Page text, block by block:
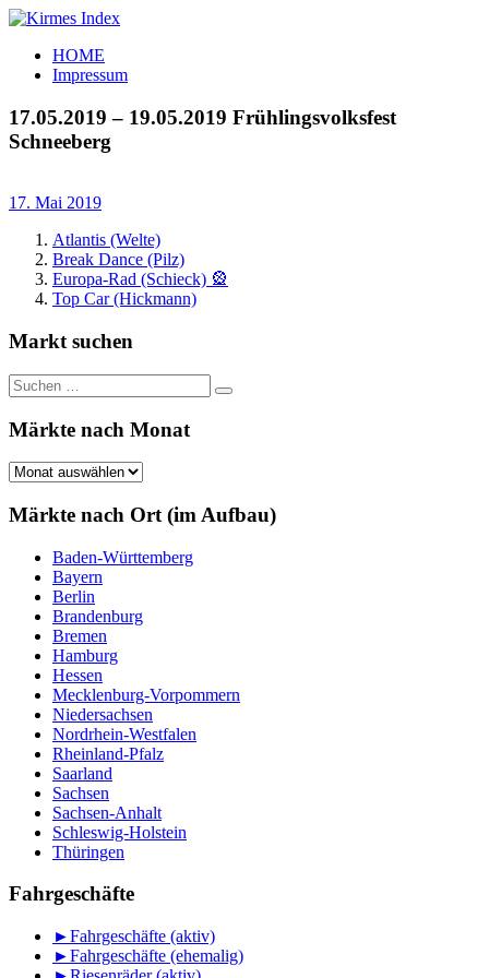
Zum
springen
Kirmes
Index
Tourpläne
der
letzten
Jahre
HOME
Impressum
17.05.2019 – 19.05.2019 Frühlingsvolksfest
Schneeberg
17. Mai 2019
Atlantis (Welte)
Break Dance (Pilz)
Europa-Rad (Schieck) 🎡
Top Car (Hickmann)
Markt suchen
Suchen
nach:
Suchen
Märkte nach Monat
Märkte
Monat
Märkte nach Ort (im Aufbau)
Baden-Württemberg
Bayern
Berlin
Brandenburg
Bremen
Hamburg
Hessen
Mecklenburg-Vorpommern
Niedersachsen
Nordrhein-Westfalen
Rheinland-Pfalz
Saarland
Sachsen
Sachsen-Anhalt
Schleswig-Holstein
Thüringen
Fahrgeschäfte
►Fahrgeschäfte (aktiv)
►Fahrgeschäfte (ehemalig)